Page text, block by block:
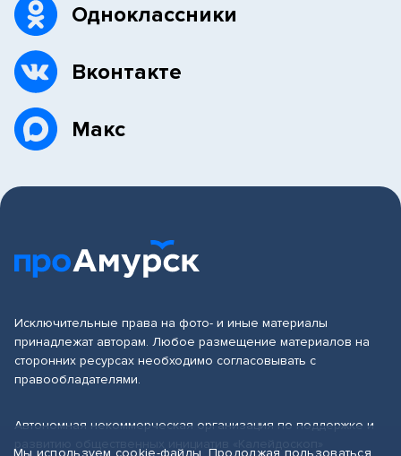
Одноклассники
Вконтакте
Макс
Исключительные права на фото- и иные материалы
принадлежат авторам. Любое размещение материалов на
сторонних ресурсах необходимо согласовывать с
правообладателями.
Автономная некоммерческая организация по поддержке и
Мы используем cookie-файлы. Продолжая пользоваться